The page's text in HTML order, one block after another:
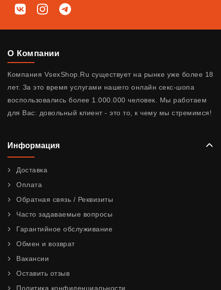
Мы в соц. сетях
ВКонтактеInstagramTelegram
О Компании
Компания VsexShop.Ru существует на рынке уже более 18
лет. За это время услугами нашего онлайн секс-шопа
воспользовались более 1.000.000 человек. Мы работаем
для Вас: довольный клиент - это то, к чему мы стремимся!
Информация
Доставка
Оплата
Обратная связь / Реквизиты
Часто задаваемые вопросы
Гарантийное обслуживание
Обмен и возврат
Вакансии
Оставить отзыв
Политика конфиденциальности